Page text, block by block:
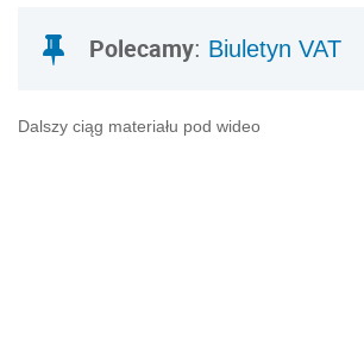
Polecamy: Biuletyn VAT
Dalszy ciąg materiału pod wideo